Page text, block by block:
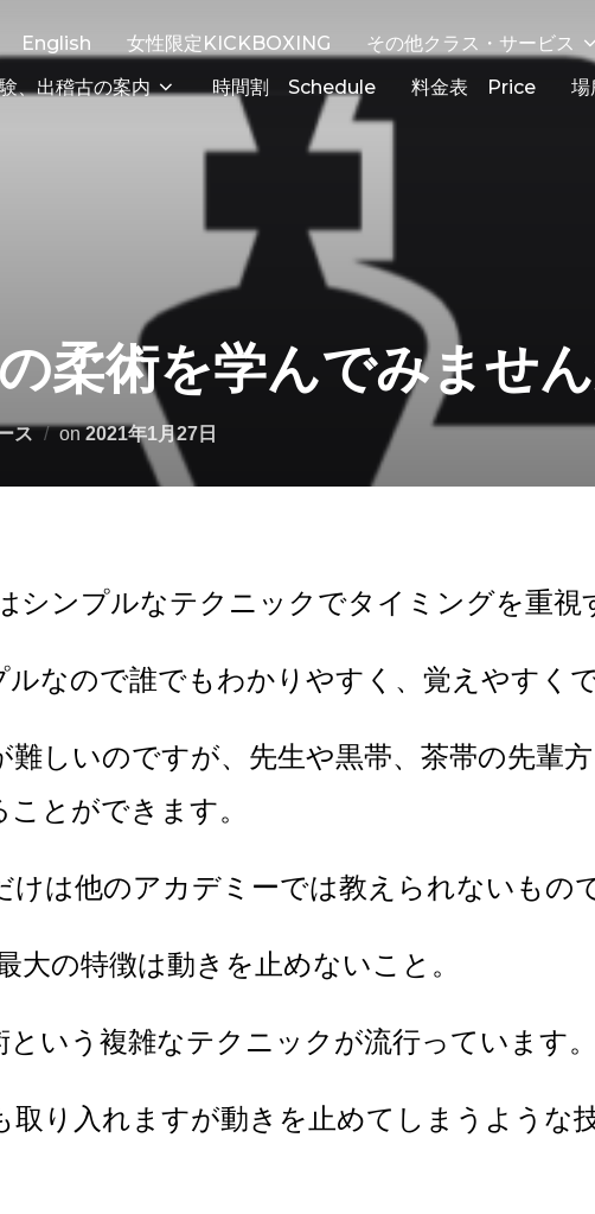
English 女性限定KICKBOXING その他クラス・サービス
、出稽古の案内
時間割 Schedule 料金表 Price
柔術を学んでみませ
ス on2021年1月27日
シンプルなテクニックでタイミングを重視
なので誰でもわかりやすく、覚えやすく
しいのですが、先生や黒帯、茶帯の先輩
とができます。
けは他のアカデミーでは教えられないもの
大の特徴は動きを止めないこと。
いう複雑なテクニックが流行っています。
取り入れますが動きを止めてしまうような